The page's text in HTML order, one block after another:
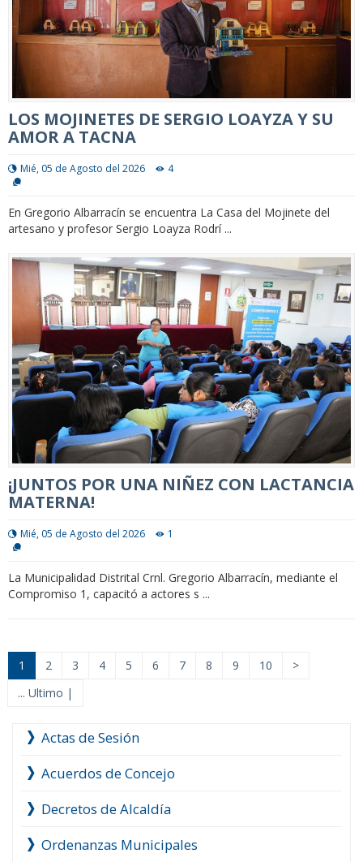
LOS MOJINETES DE SERGIO LOAYZA Y SU
AMOR A TACNA
Mié, 05 de Agosto del 2026 4
En Gregorio Albarracín se encuentra La Casa del Mojinete del
artesano y profesor Sergio Loayza Rodrí ...
¡JUNTOS POR UNA NIÑEZ CON LACTANCIA
MATERNA!
Mié, 05 de Agosto del 2026 1
La Municipalidad Distrital Crnl. Gregorio Albarracín, mediante el
Compromiso 1, capacitó a actores s ...
1 2 3 4 5 6 7 8 9 10
>
... Ultimo |
Actas de Sesión
Acuerdos de Concejo
Decretos de Alcaldía
Ordenanzas Municipales